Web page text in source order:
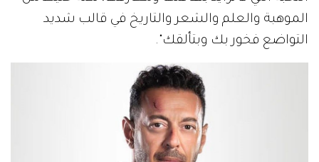
الموهبة والعلم والشعر والتاريخ في قالب شديد
التواضع فخور بك وبتألقك".